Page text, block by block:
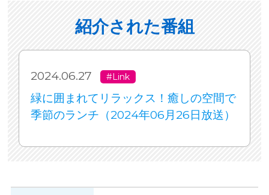
紹介された番組
2024.06.27 #Link
緑に囲まれてリラックス！癒しの空間で
季節のランチ（2024年06月26日放送）